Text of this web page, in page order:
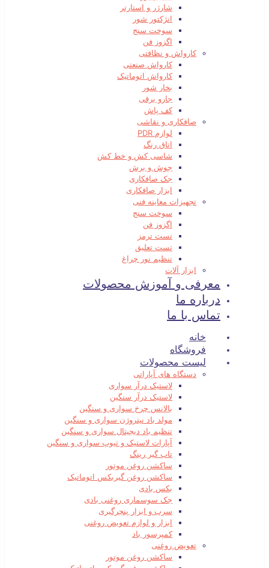
شارژر و استارتر
انژکتور شور
سوخت سنج
اگزوز فن
کارواش و نظافتی
کارواش صنعتی
کارواش اتوماتیک
بخار شور
جارو برقی
کف پاش
صافکاری و نقاشی
لوازم PDR
اتاق رنگ
شاسی کش و خط کش
جوش و برش
جک صافکاری
ابزار صافکاری
تجهیزات معاینه فنی
سوخت سنج
اگزوز فن
تست ترمز
تست تعلیق
تنظیم نور چراغ
ابزار آلات
معرفی و آموزش محصولات
درباره ما
تماس با ما
خانه
فروشگاه
لیست محصولات
دستگاه های آپاراتی
لاستیک درآر سواری
لاستیک درآر سنگین
بالانس چرخ سواری و سنگین
مولد باد نیتروژن سواری و سنگین
تنظیم باد دیجیتال سواری و سنگین
آپارات لاستیک و تیوپ سواری و سنگین
تاب گیر رینگ
ساکشن روغن موتور
ساکشن روغن گیربکس اتوماتیک
بکس بادی
جک سوسماری روغنی بادی
سرب و ابزار پنچرگیری
ابزار و لوازم تعویض روغنی
کمپرسور باد
تعویض روغنی
ساکشن روغن موتور